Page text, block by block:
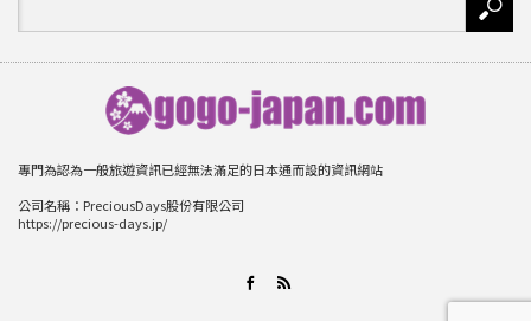
專門為認為一般旅遊資訊已經無法滿足的日本通而設的資訊網站
公司名稱：PreciousDays股份有限公司
https://precious-days.jp/
Facebook